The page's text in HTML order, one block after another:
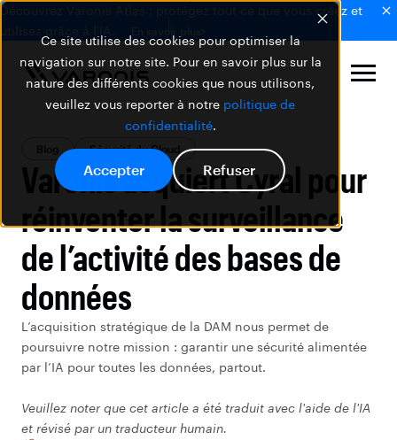
Ce site utilise des cookies pour optimiser la
navigation sur notre site. Pour en savoir plus sur la
nature des différents cookies que nous utilisons,
veuillez vous reporter à notre politique de
confidentialité.
Accepter Refuser
Découvrez Varonis Atlas : protégez tout ce que vous créez et
utilisez grâce à l'IA.
En savoir plus
Blog Sécurité du Cloud
Varonis acquiert Cyral pour
réinventer la surveillance
de l’activité des bases de
données
L’acquisition stratégique de la DAM nous permet de
poursuivre notre mission : garantir une sécurité alimentée
par l’IA pour toutes les données, partout.
Veuillez noter que cet article a été traduit avec l'aide de l'IA
et révisé par un traducteur humain.